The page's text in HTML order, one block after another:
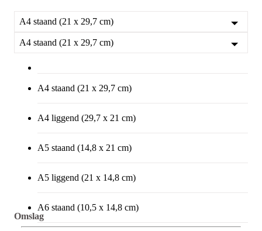
A4 staand (21 x 29,7 cm)
A4 staand (21 x 29,7 cm)
A4 staand (21 x 29,7 cm)
A4 liggend (29,7 x 21 cm)
A5 staand (14,8 x 21 cm)
A5 liggend (21 x 14,8 cm)
A6 staand (10,5 x 14,8 cm)
Omslag